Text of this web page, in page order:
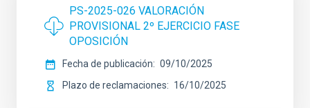
PS-2025-026 VALORACIÓN
PROVISIONAL 2º EJERCICIO FASE
OPOSICIÓN
Fecha de publicación
09/10/2025
Plazo de reclamaciones
16/10/2025